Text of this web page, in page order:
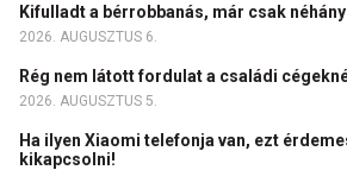
Kifulladt a bérrobbanás, már csak
2026. AUGUSZTUS 6.
Rég nem látott fordulat a családi
2026. AUGUSZTUS 5.
Ha ilyen Xiaomi telefonja van, ezt
kikapcsolni!